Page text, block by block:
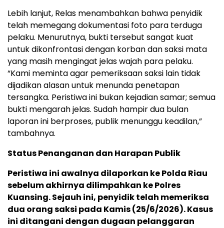
Lebih lanjut, Relas menambahkan bahwa penyidik
telah memegang dokumentasi foto para terduga
pelaku. Menurutnya, bukti tersebut sangat kuat
untuk dikonfrontasi dengan korban dan saksi mata
yang masih mengingat jelas wajah para pelaku.
“Kami meminta agar pemeriksaan saksi lain tidak
dijadikan alasan untuk menunda penetapan
tersangka. Peristiwa ini bukan kejadian samar; semua
bukti mengarah jelas. Sudah hampir dua bulan
laporan ini berproses, publik menunggu keadilan,”
tambahnya.
Status Penanganan dan Harapan Publik
Peristiwa ini awalnya dilaporkan ke Polda Riau
sebelum akhirnya dilimpahkan ke Polres
Kuansing. Sejauh ini, penyidik telah memeriksa
dua orang saksi pada Kamis (25/6/2026). Kasus
ini ditangani dengan dugaan pelanggaran